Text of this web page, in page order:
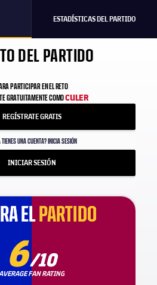
ESTADÍSTICAS DEL PARTIDO
DEL PARTIDO
PARTICIPAR EN EL RETO
GRATUITAMENTE COMOCULER
REGÍSTRATE GRATIS
TIENES UNA CUENTA? INICIA SESIÓN
INICIAR SESIÓN
EL PARTIDO
EL PARTIDO
6/10
FAN RATING